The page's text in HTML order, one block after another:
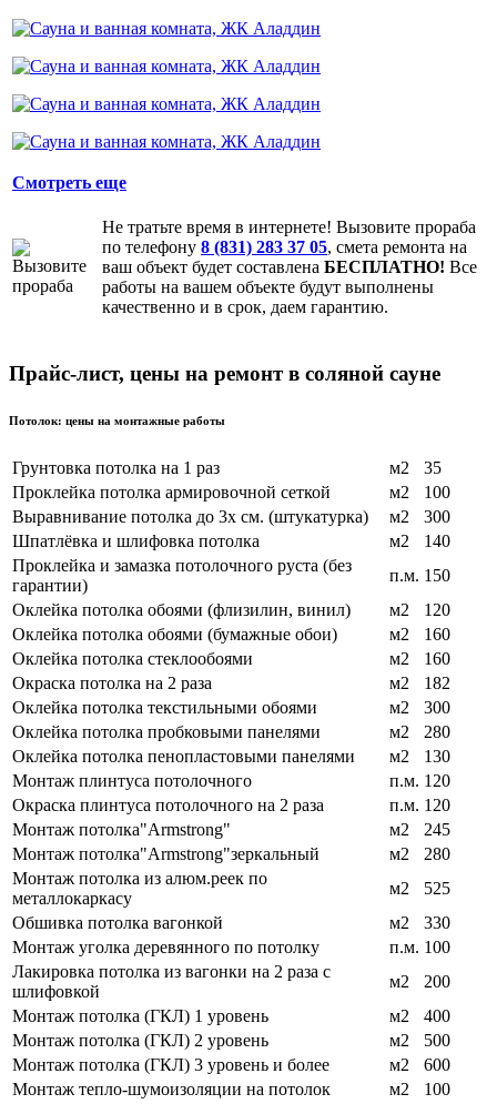
Смотреть еще
Не тратьте время в интернете! Вызовите прораба
по телефону 8 (831) 283 37 05, смета ремонта на
ваш объект будет составлена БЕСПЛАТНО! Все
работы на вашем объекте будут выполнены
качественно и в срок, даем гарантию.
Прайс-лист, цены на ремонт в соляной сауне
Потолок: цены на монтажные работы
Грунтовка потолка на 1 раз м2
35
Проклейка потолка армировочной сеткой
м2
100
Выравнивание потолка до 3х см. (штукатурка)
м2
300
Шпатлёвка и шлифовка потолка
м2
140
Проклейка и замазка потолочного руста (без
гарантии)
п.м. 150
Оклейка потолка обоями (флизилин, винил)
м2
120
Оклейка потолка обоями (бумажные обои)
м2
160
Оклейка потолка стеклообоями
м2
160
Окраска потолка на 2 раза
м2
182
Оклейка потолка текстильными обоями
м2
300
Оклейка потолка пробковыми панелями
м2
280
Оклейка потолка пенопластовыми панелями
м2
130
Монтаж плинтуса потолочного
п.м. 120
Окраска плинтуса потолочного на 2 раза
п.м. 120
Монтаж потолка"Armstrong"
м2
245
Монтаж потолка"Armstrong"зеркальный
м2
280
Монтаж потолка из алюм.реек по
металлокаркасу
м2
525
Обшивка потолка вагонкой
м2
330
Монтаж уголка деревянного по потолку
п.м. 100
Лакировка потолка из вагонки на 2 раза с
шлифовкой
м2
200
Монтаж потолка (ГКЛ) 1 уровень
м2
400
Монтаж потолка (ГКЛ) 2 уровень
м2
500
Монтаж потолка (ГКЛ) 3 уровень и более
м2
600
Монтаж тепло-шумоизоляции на потолок
м2
100